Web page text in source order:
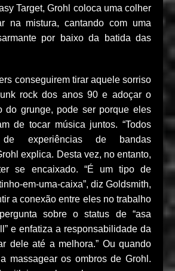
Target, Grohl coloca uma colher
na mistura, cantando com uma
por baixo da batida das
conseguirem tirar aquele sorriso
rock dos anos 90 e adoçar o
do grunge, pode ser porque eles
de tocar música juntos. “Todos
experiências de bandas
explica. Desta vez, no entanto,
se encaixado. “É um tipo de
em-uma-caixa”, diz Goldsmith,
a conexão entre eles no trabalho
sobre o status de “asa
e enfatiza a responsabilidade da
dele até a melhora.” Ou quando
massagear os ombros de Grohl.